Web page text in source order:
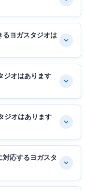
るヨガスタジオは
ジオはあります
ジオはあります
対応するヨガスタ